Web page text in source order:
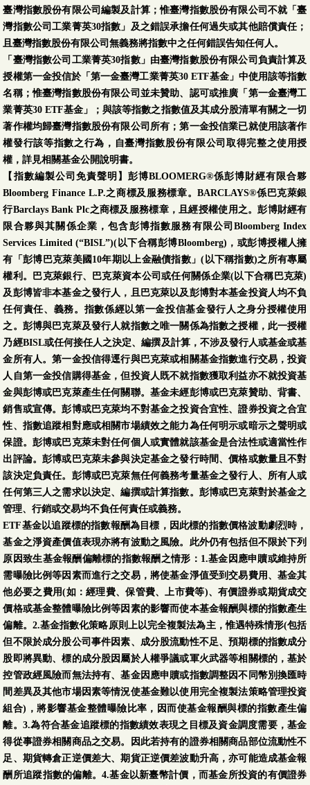
臺灣指數股份有限公司編製及計算；惟臺灣指數股份有限公司不就「臺
灣指數公司工業菁英30指數」及之錯誤承擔任何過失或其他賠償責任；
且臺灣指數股份有限公司無義務將指數中之任何錯誤告知任何人。
「臺灣指數公司工業菁英30指數」由臺灣指數股份有限公司負責計算及
授權第一金投信於「第一金臺灣工業菁英30 ETF基金」中使用該等指數
名稱；惟臺灣指數股份有限公司並未贊助、認可或推廣「第一金臺灣工
業菁英30 ETF基金」；與該等指數之指數值及其成分股清單有關之一切
著作權均歸臺灣指數股份有限公司所有；第一金投信業已就使用該著作
權發行該等指數之行為，自臺灣指數股份有限公司取得完整之使用授
權，詳見相關基金公開說明書。
【指數編製公司免責聲明】彭博BLOOMERG®係彭博財經有限合夥
Bloomberg Finance L.P.之商標及服務標章。BARCLAYS®係巴克萊銀
行Barclays Bank Plc之商標及服務標章，且經授權使用之。彭博財經有
限合夥與其關係企業，包含彭博指數服務有限公司Bloomberg Index
Services Limited (“BISL”)(以下合稱彭博Bloomberg)，或彭博授權人擁
有「彭博巴克萊美國10年期以上金融債指數」(以下稱指數)之所有專屬
權利。巴克萊銀行、巴克萊資本公司或任何關係企業(以下合稱巴克萊)
及彭博皆非本基金之發行人，且巴克萊以及彭博對本基金投資人均不負
任何責任、義務。指數係經以第一金投信基金發行人之身分授權使用
之。彭博與巴克萊及發行人就指數之唯一關係為指數之授權，此一授權
乃經BISL或任何接任人之決定、編撰及計算，不涉及發行人或基金或基
金所有人。第一金投信得逕行與巴克萊或相關基金指數進行交易，投資
人自第一金投信購得基金，但投資人既不就指數獲取利益亦不就投資基
金與彭博或巴克萊產生任何關聯。基金未經彭博或巴克萊贊助、背書、
銷售或宣傳。彭博或巴克萊均不對基金之投資合宜性、證券投資之合宜
性、指數追蹤相對應或相關市場績效之能力為任何明示或暗示之聲明或
保證。彭博或巴克萊未對任何個人或實體就該基金是合法性或適當性作
出評論。彭博或巴克萊未參與決定基金之發行時間、價格或數量且不對
該決定負責任。彭博或巴克萊無任何義務考量基金之發行人、所有人或
任何第三人之需求以決定、編撰或計算指數。彭博或巴克萊對於基金之
管理、行銷或交易均不負任何責任或義務。
ETF基金以追蹤標的指數報酬為目標，因此標的指數價格波動劇烈時，
基金之淨資產價值表現亦將有波動之風險。此外仍有包括但不限於下列
原因致生基金報酬偏離標的指數報酬之情形：1.基金因應申贖或維持所
需曝險比例等因素而進行之交易，將使基金淨值受到交易費用、基金其
他必要之費用(如：經理費、保管費、上市費等)、有價證券或期貨成交
價格或基金整體曝險比例等因素的影響而使本基金報酬與標的指數產生
偏離。2.基金指數化策略原則上以完全複製法為主，惟遇特殊情形(包括
但不限於成分股公司事件因素、成分股流動性不足、預期標的指數成分
股即將異動、標的成分股因屬於人權爭議或軍火武器等相關標的，基於
控管政經風險而無法持有、基金因應申贖或指數調整因不同幣別換匯時
間差異及其他市場因素等情況使基金難以使用完全複製法策略管理投資
組合)，將影響基金整體曝險比率，因而使基金報酬與標的指數產生偏
離。3.為符合基金追蹤標的指數績效表現之目標及資金調度需要，基金
得從事證券相關商品之交易。因此若持有的證券相關商品部位流動性不
足、期貨轉倉正逆價差大、期貨正逆價差波動升高，亦可能造成基金報
酬所追蹤指數的偏離。4.基金以新臺幣計價，而基金所投資的有價證券